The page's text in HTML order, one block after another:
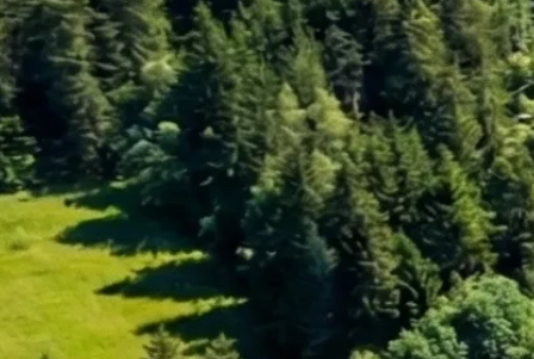
News
Fachwissen
Publikationen
Ressourcen
Truvag
Team
Karriere
Kundeninformation
Leitbild
Kontakt